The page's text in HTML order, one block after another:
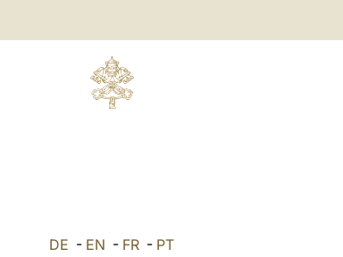
DE - EN - FR - PT